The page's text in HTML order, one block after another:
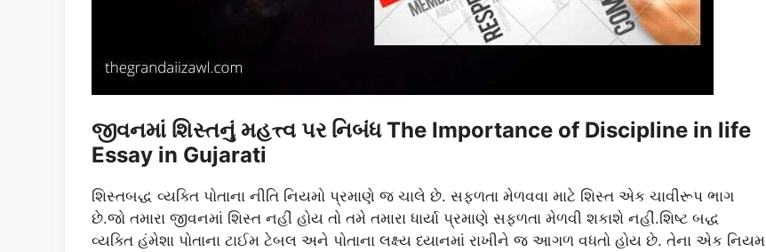
જીવનમાં શિસ્તનું મહત્ત્વ પર નિબંધ The Importance of Discipline in life
Essay in Gujarati
શિસ્તબદ્ધ વ્યક્તિ પોતાના નીતિ નિયમો પ્રમાણે જ ચાલે છે. સફળતા મેળવવા માટે શિસ્ત એક ચાવીરૂપ ભાગ
છે.જો તમારા જીવનમાં શિસ્ત નહીં હોય તો તમે તમારા ધાર્યા પ્રમાણે સફળતા મેળવી શકાશે નહીં.શિષ્ટ બદ્ધ
વ્યક્તિ હંમેશા પોતાના ટાઈમ ટેબલ અને પોતાના લક્ષ્ય ધ્યાનમાં રાખીને જ આગળ વધતો હોય છે. તેના એક નિયમ